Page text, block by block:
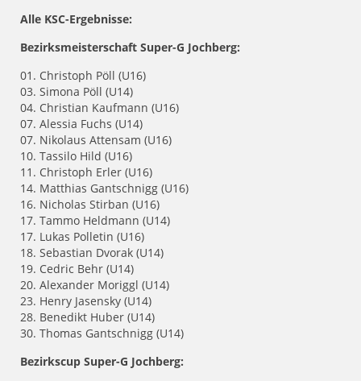
Alle KSC-Ergebnisse:
Bezirksmeisterschaft Super-G Jochberg:
01. Christoph Pöll (U16)
03. Simona Pöll (U14)
04. Christian Kaufmann (U16)
07. Alessia Fuchs (U14)
07. Nikolaus Attensam (U16)
10. Tassilo Hild (U16)
11. Christoph Erler (U16)
14. Matthias Gantschnigg (U16)
16. Nicholas Stirban (U16)
17. Tammo Heldmann (U14)
17. Lukas Polletin (U16)
18. Sebastian Dvorak (U14)
19. Cedric Behr (U14)
20. Alexander Moriggl (U14)
23. Henry Jasensky (U14)
28. Benedikt Huber (U14)
30. Thomas Gantschnigg (U14)
Bezirkscup Super-G Jochberg: